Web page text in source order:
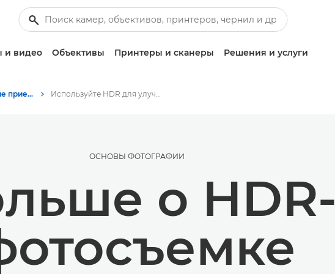
и видео Объективы Принтеры и сканеры Решения и услуги
Советы и технические приемы по фотографии и печати Используйте HDR для улучшения качества фотографий
ОСНОВЫ ФОТОГРАФИИ
о HDR-